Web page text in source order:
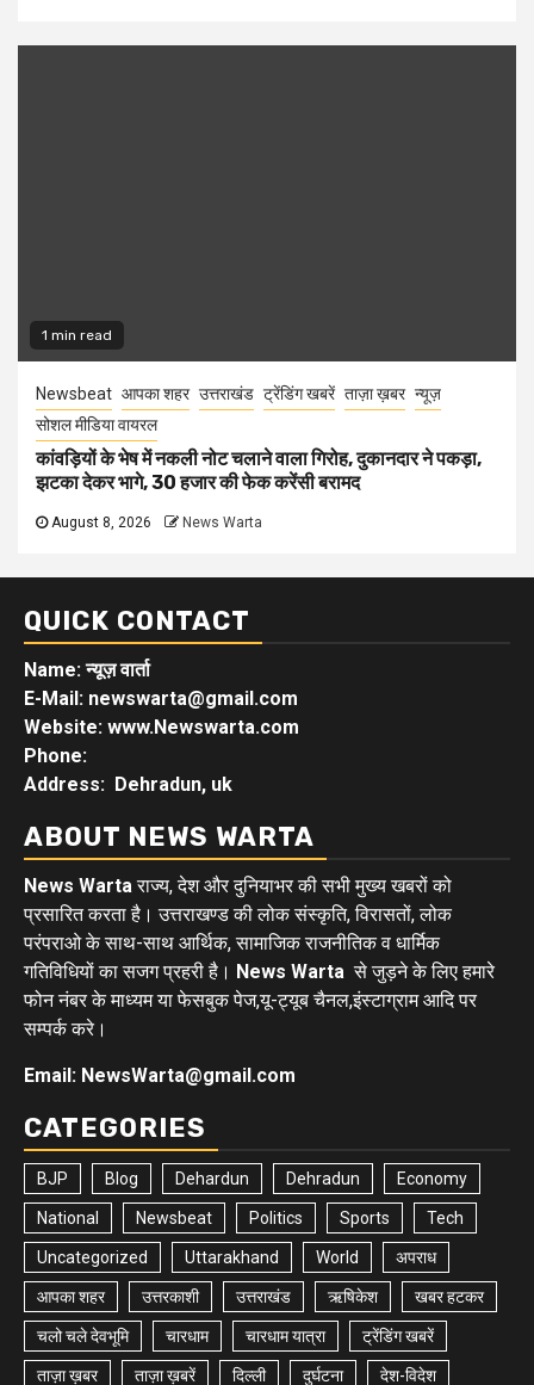
1 min read
Newsbeat आपका शहर उत्तराखंड ट्रेंडिंग खबरें ताज़ा ख़बर न्यूज़
सोशल मीडिया वायरल
कांवड़ियों के भेष में नकली नोट चलाने वाला गिरोह, दुकानदार ने पकड़ा,
झटका देकर भागे, 30 हजार की फेक करेंसी बरामद
August 8, 2026 News Warta
QUICK CONTACT
Name: न्यूज़ वार्ता
E-Mail: newswarta@gmail.com
Website: www.Newswarta.com
Phone:
Address: Dehradun, uk
ABOUT NEWS WARTA
News Wartaराज्य, देश और दुनियाभर की सभी मुख्य खबरों को
प्रसारित करता है। उत्तराखण्ड की लोक संस्कृति, विरासतों, लोक
परंपराओ के साथ-साथ आर्थिक, सामाजिक राजनीतिक व धार्मिक
गतिविधियों का सजग प्रहरी है। News Warta से जुड़ने के लिए हमारे
फोन नंबर के माध्यम या फेसबुक पेज,यू-ट्यूब चैनल,इंस्टाग्राम आदि पर
सम्पर्क करे।
Email: NewsWarta@gmail.com
CATEGORIES
BJP Blog Dehardun Dehradun Economy
National Newsbeat Politics Sports Tech
Uncategorized Uttarakhand World अपराध
आपका शहर उत्तरकाशी उत्तराखंड ऋषिकेश खबर हटकर
चलो चले देवभूमि चारधाम चारधाम यात्रा ट्रेंडिंग खबरें
ताज़ा ख़बर ताज़ा ख़बरें दिल्ली दुर्घटना देश-विदेश